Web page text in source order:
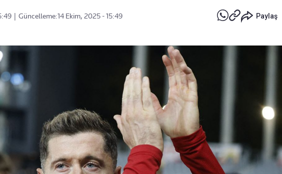
Güncelleme:14 Ekim, 2025 - 15:49 Paylaş